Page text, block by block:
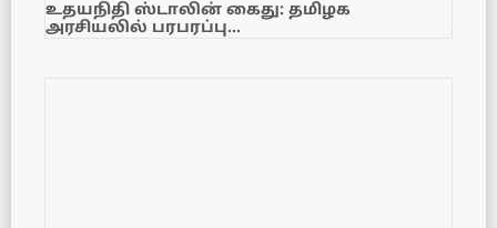
உதயநிதி ஸ்டாலின் கைது: தமிழக
அரசியலில் பரபரப்பு…